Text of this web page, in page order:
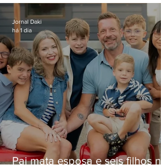
Niterói
Pai mata esposa e seis filhos
Jornal Daki
há 1 dia